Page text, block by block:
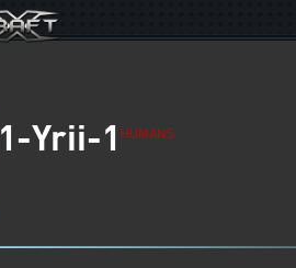
1-Yrii-1 HUMANS